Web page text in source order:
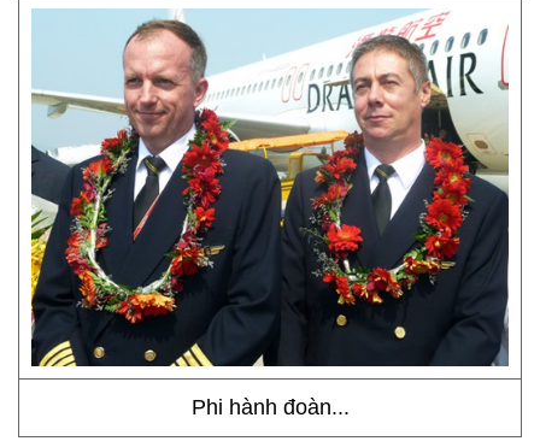
Phi hành đoàn...